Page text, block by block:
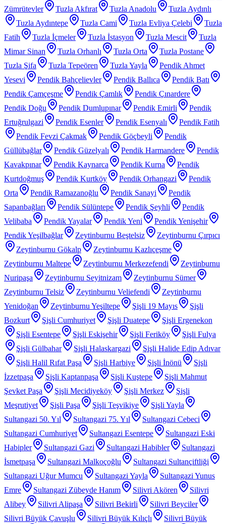
Zümrütevler
Tuzla Akfırat Tuzla Anadolu
Tuzla Aydınlı
Tuzla Aydıntepe
Tuzla Cami Tuzla Evliya Çelebi
Tuzla
Fatih
Tuzla İçmeler Tuzla İstasyon Tuzla Mescit
Tuzla
Mimar Sinan
Tuzla Orhanlı Tuzla Orta
Tuzla Postane
Tuzla Şifa
Tuzla Tepeören Tuzla Yayla
Pendik Ahmet
Yesevi
Pendik Bahçelievler Pendik Ballıca
Pendik Batı
Pendik Çamçeşme
Pendik Çamlık
Pendik Çınardere
Pendik Doğu
Pendik Dumlupınar Pendik Emirli
Pendik
Ertuğrulgazi
Pendik Esenler Pendik Esenyalı
Pendik Fatih
Pendik Fevzi Çakmak
Pendik Göçbeyli
Pendik
Güllübağlar
Pendik Güzelyalı Pendik Harmandere
Pendik
Kavakpınar
Pendik Kaynarca Pendik Kurna
Pendik
Kurtdoğmuş
Pendik Kurtköy Pendik Orhangazi
Pendik
Orta
Pendik Ramazanoğlu Pendik Sanayi
Pendik
Sapanbağları
Pendik Sülüntepe Pendik Şeyhli
Pendik
Velibaba
Pendik Yayalar Pendik Yeni
Pendik Yenişehir
Pendik Yeşilbağlar
Zeytinburnu Beştelsiz
Zeytinburnu Çırpıcı
Zeytinburnu Gökalp
Zeytinburnu Kazlıçeşme
Zeytinburnu Maltepe
Zeytinburnu Merkezefendi
Zeytinburnu
Nuripaşa
Zeytinburnu Seyitnizam
Zeytinburnu Sümer
Zeytinburnu Telsiz
Zeytinburnu Veliefendi
Zeytinburnu
Yenidoğan
Zeytinburnu Yeşiltepe Şişli 19 Mayıs
Şişli
Bozkurt
Şişli Cumhuriyet Şişli Duatepe
Şişli Ergenekon
Şişli Esentepe
Şişli Eskişehir Şişli Feriköy
Şişli Fulya
Şişli Gülbahar
Şişli Halaskargazi
Şişli Halide Edip Adıvar
Şişli Halil Rıfat Paşa
Şişli Harbiye Şişli İnönü
Şişli
İzzetpaşa
Şişli Kaptanpaşa Şişli Kuştepe
Şişli Mahmut
Şevket Paşa
Şişli Mecidiyeköy Şişli Merkez
Şişli
Meşrutiyet
Şişli Paşa Şişli Teşvikiye
Şişli Yayla
Sultangazi 50. Yıl
Sultangazi 75. Yıl
Sultangazi Cebeci
Sultangazi Cumhuriyet
Sultangazi Esentepe
Sultangazi Eski
Habipler
Sultangazi Gazi Sultangazi Habibler
Sultangazi
İsmetpaşa
Sultangazi Malkoçoğlu
Sultangazi Sultançiftliği
Sultangazi Uğur Mumcu
Sultangazi Yayla
Sultangazi Yunus
Emre
Sultangazi Zübeyde Hanım Silivri Akören
Silivri
Alibey
Silivri Alipaşa Silivri Bekirli
Silivri Beyciler
Silivri Büyük Çavuşlu
Silivri Büyük Kılıçlı
Silivri Büyük